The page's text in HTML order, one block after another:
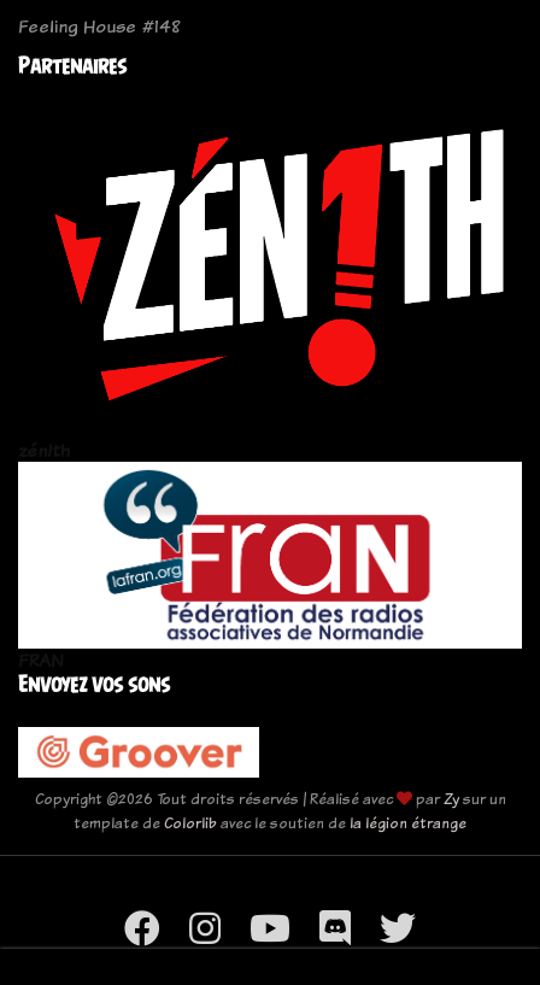
Feeling House #148
Partenaires
Envoyez vos sons
Copyright ©2026 Tout droits réservés | Réalisé avec parZysur un
template deColorlibavec le soutien de la légion étrange